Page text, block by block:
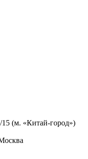
15 (м. «Китай-город»)